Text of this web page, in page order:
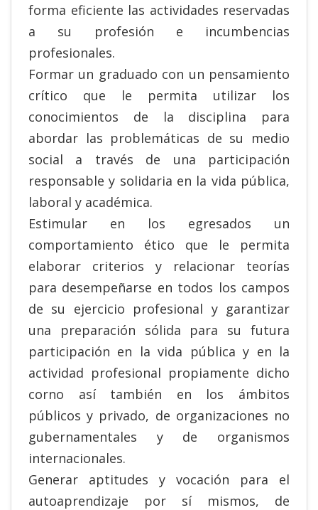
forma eficiente las actividades reservadas
a su profesión e incumbencias
profesionales.
Formar un graduado con un pensamiento
crítico que le permita utilizar los
conocimientos de la disciplina para
abordar las problemáticas de su medio
social a través de una participación
responsable y solidaria en la vida pública,
laboral y académica.
Estimular en los egresados un
comportamiento ético que le permita
elaborar criterios y relacionar teorías
para desempeñarse en todos los campos
de su ejercicio profesional y garantizar
una preparación sólida para su futura
participación en la vida pública y en la
actividad profesional propiamente dicho
corno así también en los ámbitos
públicos y privado, de organizaciones no
gubernamentales y de organismos
internacionales.
Generar aptitudes y vocación para el
autoaprendizaje por sí mismos, de